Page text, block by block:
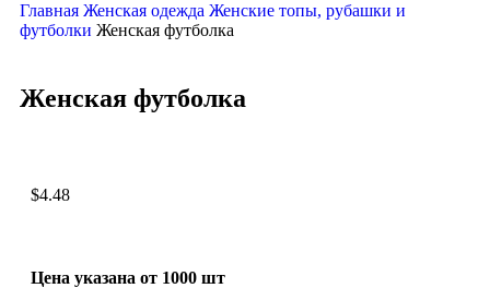
Главная Женская одежда Женские топы, рубашки и
футболки Женская футболка
Женская футболка
$4.48
Цена указана от 1000 шт